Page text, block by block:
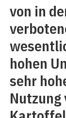
von in
hohen
sehr
Nutzung